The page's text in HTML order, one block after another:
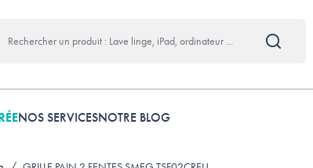
NOS SERVICESNOTRE BLOG